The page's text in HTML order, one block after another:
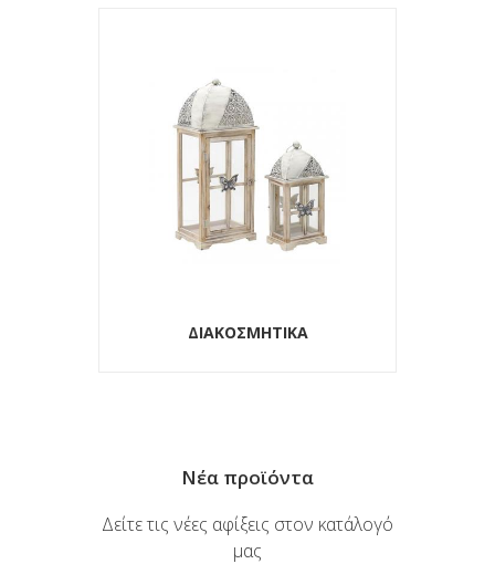
ΕΠΙΠΛΑ
Νέα προϊόντα
Δείτε τις νέες αφίξεις στον κατάλογό
μας